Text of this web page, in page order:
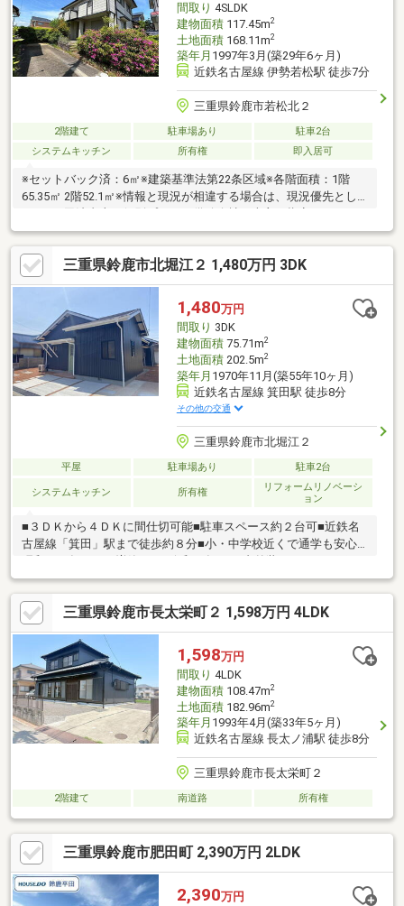
＝＝＝＝＝＝＝＝＝＝＝＝＝＝＝＝＝＝＝＝
間取り 4SLDK
建物面積117.45m2
土地面積168.11m2
築年月 1997年3月(築29年6ヶ月)
近鉄名古屋線 伊勢若松駅 徒歩7分
三重県鈴鹿市若松北２
2階建て 駐車場あり
駐車2台
システムキッチン
所有権 即入居可
※セットバック済：6㎡※建築基準法第22条区域※各階面積：1階
65.35㎡ 2階52.1㎡※情報と現況が相違する場合は、現況優先とし
す。プロパンガスの消費に係る配管設備、ガス器具等は、本土地
建物の販売価格には含まれておりません。※通学の区域に関して
は自治体や教育委員会等にご確認ください。
三重県鈴鹿市北堀江２ 1,480万円 3DK
1,480万円
間取り 3DK
建物面積75.71m2
土地面積202.5m2
築年月 1970年11月(築55年10ヶ月)
近鉄名古屋線 箕田駅 徒歩8分
その他の交通
三重県鈴鹿市北堀江２
平屋 駐車場あり 駐車2台
システムキッチン 所有権
リフォームリノベーシ
ョン
■３ＤＫから４ＤＫに間仕切可能■駐車スペース約２台可■近鉄名
古屋線「箕田」駅まで徒歩約８分■小・中学校近くで通学も安心※
昭和５９年１０月増築あり※令和７年４月 内外装リフォーム工
事・外構工事済
三重県鈴鹿市長太栄町２ 1,598万円 4LDK
1,598万円
間取り 4LDK
建物面積108.47m2
土地面積182.96m2
築年月 1993年4月(築33年5ヶ月)
近鉄名古屋線 長太ノ浦駅 徒歩8分
三重県鈴鹿市長太栄町２
2階建て 南道路 所有権
三重県鈴鹿市肥田町 2,390万円 2LDK
2,390万円